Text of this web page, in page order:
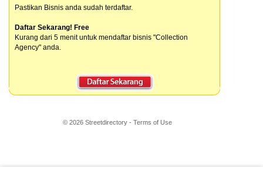
Pastikan Bisnis anda sudah terdaftar.
Daftar Sekarang! Free
Kurang dari 5 menit untuk mendaftar bisnis "Collection
Agency" anda.
© 2026 Streetdirectory - Terms of Use